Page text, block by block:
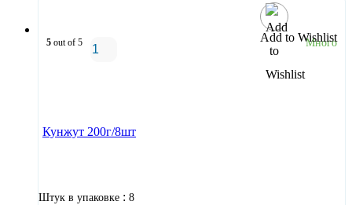
Add to Wishlist
5 out of 5 Много
Кунжут 200г/8шт
Штук в упаковке : 8